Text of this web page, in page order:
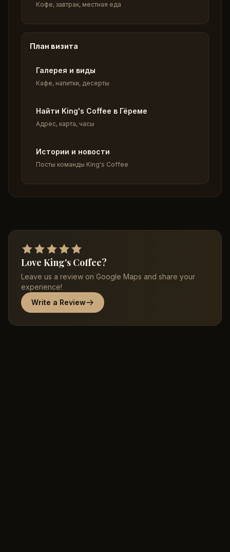
Кофе, завтрак, местная еда
План визита
Галерея и виды
Кафе, напитки, десерты
Найти King's Coffee в Гёреме
Адрес, карта, часы
Истории и новости
Посты команды King's Coffee
Love King's Coffee?
Leave us a review on Google Maps and share your
experience!
Write a Review